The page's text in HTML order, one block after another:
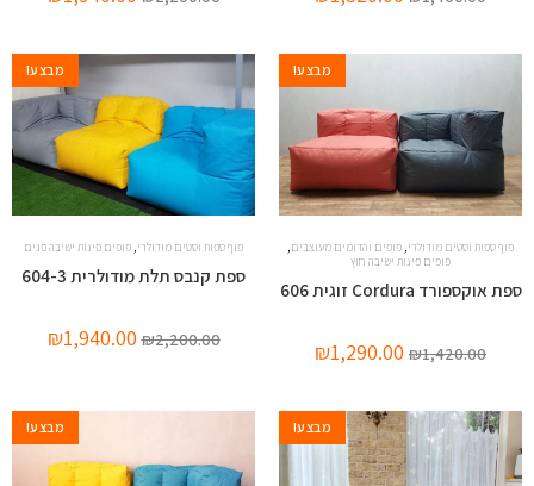
מבצע!
פוף ספות וסטים מודולרי, פופים והדומים מעוצבים,
פופים פינות ישיבה חוץ
ספת אוקספורד Cordura זוגית 606
₪1,420.00
₪1,290.00
מבצע!
פוף ספות וסטים מודולרי, פופים פינות ישיבה פנים
ספת קנבס תלת מודולרית 604-3
₪2,200.00
₪1,940.00
מבצע! מבצע!